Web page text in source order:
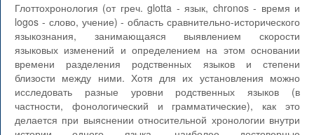
Глоттохронология (от греч. glotta - язык, chronos - время и
logos - слово, учение) - область сравнительно-исторического
языкознания, занимающаяся выявлением скорости
языковых изменений и определением на этом основании
времени разделения родственных языков и степени
близости между ними. Хотя для их установления можно
исследовать разные уровни родственных языков (в
частности, фонологический и грамматические), как это
делается при выяснении относительной хронологии внутри